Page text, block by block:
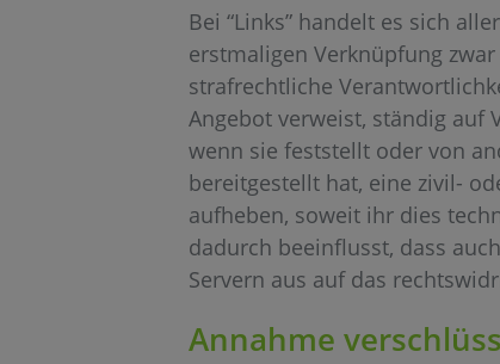
Bei “Links” handelt es sich
erstmaligen Verknüpfung
strafrechtliche
Angebot verweist, ständig auf
wenn sie feststellt oder von
bereitgestellt hat, eine zivil-
aufheben, soweit ihr dies
dadurch beeinflusst, dass
Servern aus auf das
Annahme